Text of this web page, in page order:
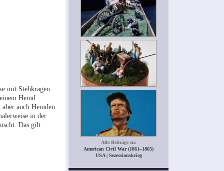
mit Stehkragen
Hemd
auch Hemden
in der
Das gilt
Alle Beiträge zu:
American Civil War (1861–1865)
USA | Sezessionskrieg